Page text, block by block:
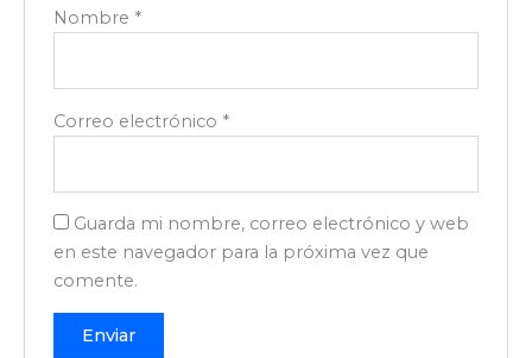
Nombre *
Correo electrónico *
Guarda mi nombre, correo electrónico y web
en este navegador para la próxima vez que
comente.